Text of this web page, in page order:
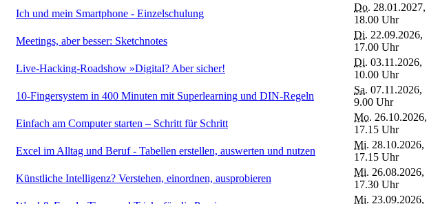
Ich und mein Smartphone - Einzelschulung
Do. 28.01.2027,
18.00 Uhr
Meetings, aber besser: Sketchnotes
Di. 22.09.2026,
17.00 Uhr
Live-Hacking-Roadshow »Digital? Aber sicher!
Di. 03.11.2026,
10.00 Uhr
10-Fingersystem in 400 Minuten mit Superlearning und DIN-Regeln
Sa. 07.11.2026,
9.00 Uhr
Einfach am Computer starten – Schritt für Schritt
Mo. 26.10.2026,
17.15 Uhr
Excel im Alltag und Beruf - Tabellen erstellen, auswerten und nutzen
Mi. 28.10.2026,
17.15 Uhr
Künstliche Intelligenz? Verstehen, einordnen, ausprobieren
Mi. 26.08.2026,
17.30 Uhr
Mi. 23.09.2026,